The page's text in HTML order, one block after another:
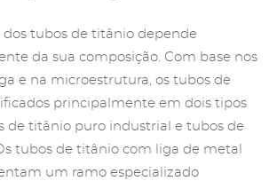
dos tubos de titânio depende
da sua composição. Com base nos
e na microestrutura, os tubos de
principalmente em dois tipos
de titânio puro industrial e tubos de
tubos de titânio com liga de metal
um ramo especializado